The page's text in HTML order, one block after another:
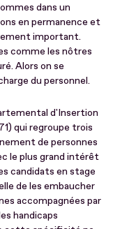
dans un
en permanence et
important.
comme les nôtres
Alors on se
du personnel.
d'Insertion
qui regroupe trois
de personnes
le plus grand intérêt
candidats en stage
de les embaucher
accompagnées par
handicaps